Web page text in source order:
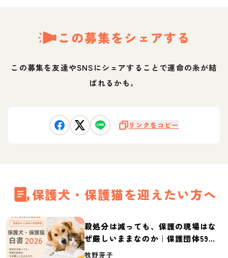
この募集をシェアする
この募集を友達やSNSにシェアすることで運命の糸が結
ばれるかも。
リンクをコピー
保護犬・保護猫を迎えたい方へ
殺処分は減っても、保護の現場はな
ぜ厳しいままなのか｜保護団体59団
体の実態調査【保護犬・保護猫白書
牧野芽子